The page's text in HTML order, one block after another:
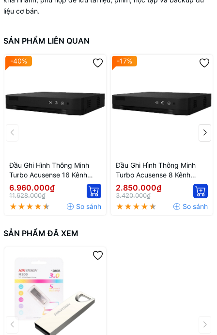
liệu cơ bản.
SẢN PHẨM LIÊN QUAN
-40%
Đầu Ghi Hình Thông Minh
Turbo Acusense 16 Kênh
Hikvision IDS-7216HQHI-
M1/FA
6.960.000₫
11.628.000₫
-17%
Đầu Ghi Hình Thông Minh
Turbo Acusense 8 Kênh
Hikvision IDS-7208HQHI-
M1/FA
2.850.000₫
3.420.000₫
SẢN PHẨM ĐÃ XEM